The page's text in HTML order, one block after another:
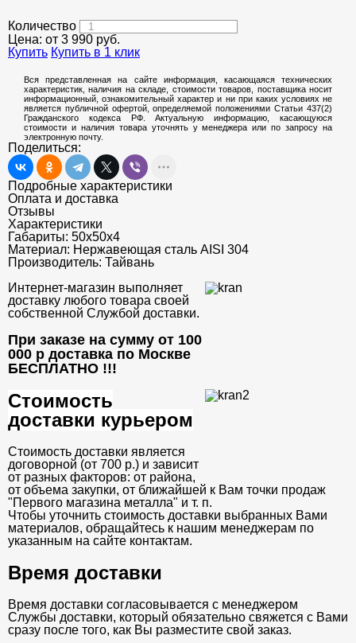
Количество
Цена: от 3 990 руб.
Купить Купить в 1 клик
Вся представленная на сайте информация, касающаяся технических
характеристик, наличия на складе, стоимости товаров, поставщика носит
информационный, ознакомительный характер и ни при каких условиях не
является публичной офертой, определяемой положениями Статьи 437(2)
Гражданского кодекса РФ. Актуальную информацию, касающуюся
стоимости и наличия товара уточнять у менеджера или по запросу на
электронную почту.
Поделиться:
Подробные характеристики
Оплата и доставка
Отзывы
Характеристики
Габариты: 50х50х4
Материал: Нержавеющая сталь AISI 304
Производитель: Тайвань
Интернет-магазин выполняет
доставку любого товара своей
собственной Службой доставки.
При заказе на сумму от 100
000 р доставка по Москве
БЕСПЛАТНО !!!
Стоимость
доставки курьером
Стоимость доставки является
договорной (от 700 р.) и зависит
от разных факторов: от района,
от объема закупки, от ближайшей к Вам точки продаж
"Первого магазина металла" и т. п.
Чтобы уточнить стоимость доставки выбранных Вами
материалов, обращайтесь к нашим менеджерам по
указанным на сайте контактам.
Время доставки
Время доставки согласовывается с менеджером
Службы доставки, который обязательно свяжется с Вами
сразу после того, как Вы разместите свой заказ.